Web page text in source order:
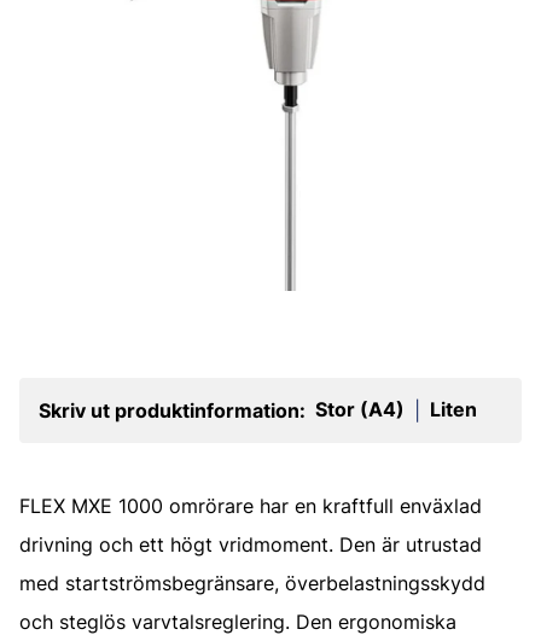
Skriv ut produktinformation: Stor (A4) Liten
FLEX MXE 1000 omrörare har en kraftfull enväxlad
drivning och ett högt vridmoment. Den är utrustad
med startströmsbegränsare, överbelastningsskydd
och steglös varvtalsreglering. Den ergonomiska